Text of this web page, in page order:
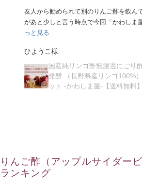
数年前に他社から御社のリンゴ酢へ変更
でいるが、とてもまろやかで飲みやすく
っと見る
ご購入者様
国産純リンゴ酢無濾過にごり
発酵 （長野県産リンゴ100%
ット -かわしま屋-【送料無料】
りんご酢（アップルサイダー
ランキング